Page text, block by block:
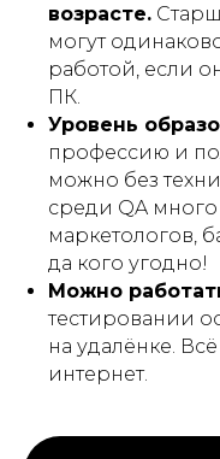
Не
возрасте.
могут
работой, если
ПК.
Уровень
профессию и
можно без
среди QA
маркетологов,
да кого угодно!
Можно
тестировании
на удалёнке.
интернет.